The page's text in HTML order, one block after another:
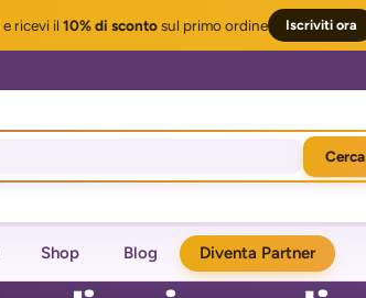
e ricevi il 10% di scontosul primo ordine Iscriviti ora
Cerca
Shop Blog Diventa Partner